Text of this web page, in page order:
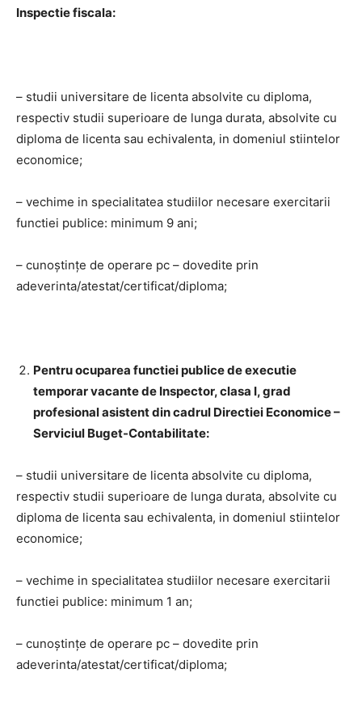
Inspectie fiscala:
– studii universitare de licenta absolvite cu diploma,
respectiv studii superioare de lunga durata, absolvite cu
diploma de licenta sau echivalenta, in domeniul stiintelor
economice;
– vechime in specialitatea studiilor necesare exercitarii
functiei publice: minimum 9 ani;
– cunoştinţe de operare pc – dovedite prin
adeverinta/atestat/certificat/diploma;
Pentru ocuparea functiei publice de executie
temporar vacante de Inspector, clasa I, grad
profesional asistent din cadrul Directiei Economice –
Serviciul Buget-Contabilitate:
– studii universitare de licenta absolvite cu diploma,
respectiv studii superioare de lunga durata, absolvite cu
diploma de licenta sau echivalenta, in domeniul stiintelor
economice;
– vechime in specialitatea studiilor necesare exercitarii
functiei publice: minimum 1 an;
– cunoştinţe de operare pc – dovedite prin
adeverinta/atestat/certificat/diploma;